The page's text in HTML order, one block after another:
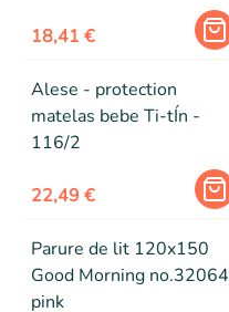
18,41 €
Alese - protection
matelas bebe Ti-tÍn -
116/2
22,49 €
Parure de lit 120x150
Good Morning no.32064
pink